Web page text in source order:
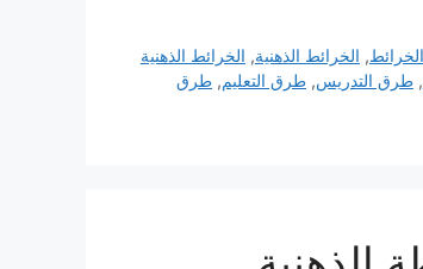
الخرائط, الخرائط الذهنية, الخرائط الذهنية
, طرق التدريس, طرق التعليم, طرق